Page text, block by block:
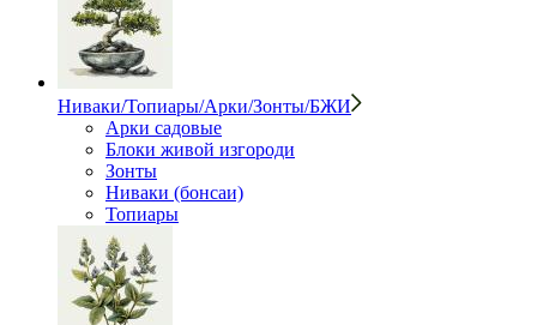
Ниваки/Топиары/Арки/Зонты/БЖИ
Арки садовые
Блоки живой изгороди
Зонты
Ниваки (бонсаи)
Топиары